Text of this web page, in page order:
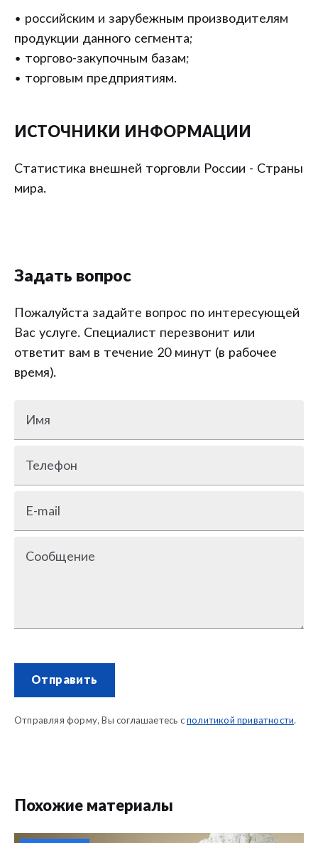
• российским и зарубежным производителям
продукции данного сегмента;
• торгово-закупочным базам;
• торговым предприятиям.
ИСТОЧНИКИ ИНФОРМАЦИИ
Статистика внешней торговли России - Страны
мира.
Задать вопрос
Пожалуйста задайте вопрос по интересующей
Вас услуге. Специалист перезвонит или
ответит вам в течение 20 минут (в рабочее
время).
Имя
Телефон
E-mail
Сообщение
Отправить
Отправляя форму, Вы соглашаетесь с политикой приватности.
Похожие материалы